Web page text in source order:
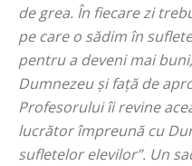
de grea. În fiecare zi
pe care o sădim în
pentru a deveni mai
Dumnezeu și față de
Profesorului îi revine
lucrător împreună cu
sufletelor elevilor”. Un